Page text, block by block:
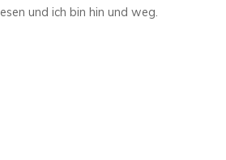
und ich bin hin und weg.